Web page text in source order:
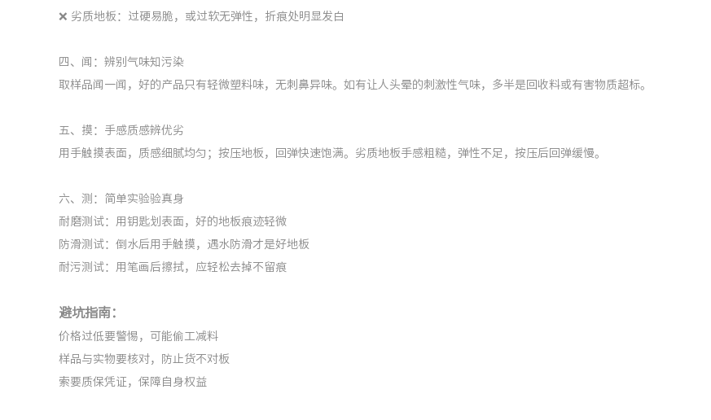
❌ 劣质地板：过硬易脆，或过软无弹性，折痕处明显发白
四、闻：辨别气味知污染
取样品闻一闻，好的产品只有轻微塑料味，无刺鼻异味。如有让人头晕的刺激性气味，多半是回收料或有害物质超标。
五、摸：手感质感辨优劣
用手触摸表面，质感细腻均匀；按压地板，回弹快速饱满。劣质地板手感粗糙，弹性不足，按压后回弹缓慢。
六、测：简单实验验真身
耐磨测试：用钥匙划表面，好的地板痕迹轻微
防滑测试：倒水后用手触摸，遇水防滑才是好地板
耐污测试：用笔画后擦拭，应轻松去掉不留痕
避坑指南：
价格过低要警惕，可能偷工减料
样品与实物要核对，防止货不对板
索要质保凭证，保障自身权益